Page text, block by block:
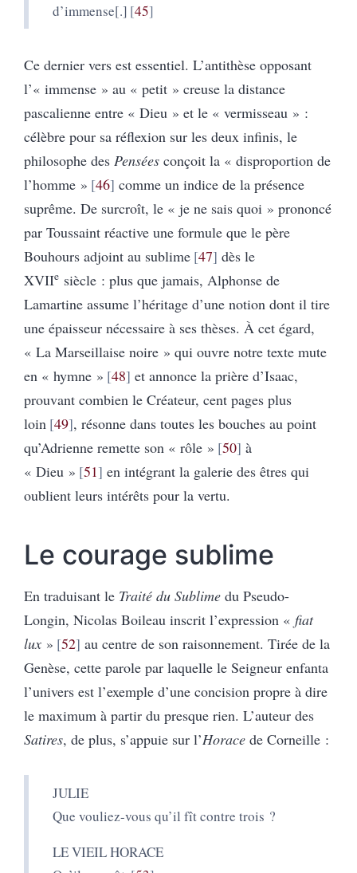
d’immense[.] 45
Ce dernier vers est essentiel. L’antithèse opposant
l’« immense » au « petit » creuse la distance
pascalienne entre « Dieu » et le « vermisseau » :
célèbre pour sa réflexion sur les deux infinis, le
philosophe des Pensées conçoit la « disproportion de
l’homme » 46 comme un indice de la présence
suprême. De surcroît, le « je ne sais quoi » prononcé
par Toussaint réactive une formule que le père
Bouhours adjoint au sublime 47 dès le
XVIIe siècle : plus que jamais, Alphonse de
Lamartine assume l’héritage d’une notion dont il tire
une épaisseur nécessaire à ses thèses. À cet égard,
« La Marseillaise noire » qui ouvre notre texte mute
en « hymne » 48 et annonce la prière d’Isaac,
prouvant combien le Créateur, cent pages plus
loin 49 , résonne dans toutes les bouches au point
qu’Adrienne remette son « rôle » 50 à
« Dieu » 51 en intégrant la galerie des êtres qui
oublient leurs intérêts pour la vertu.
Le courage sublime
En traduisant le Traité du Sublime du Pseudo-
Longin, Nicolas Boileau inscrit l’expression « fiat
lux » 52 au centre de son raisonnement. Tirée de la
Genèse, cette parole par laquelle le Seigneur enfanta
l’univers est l’exemple d’une concision propre à dire
le maximum à partir du presque rien. L’auteur des
Satires, de plus, s’appuie sur l’Horace de Corneille :
JULIE
Que vouliez-vous qu’il fît contre trois ?
LE VIEIL HORACE